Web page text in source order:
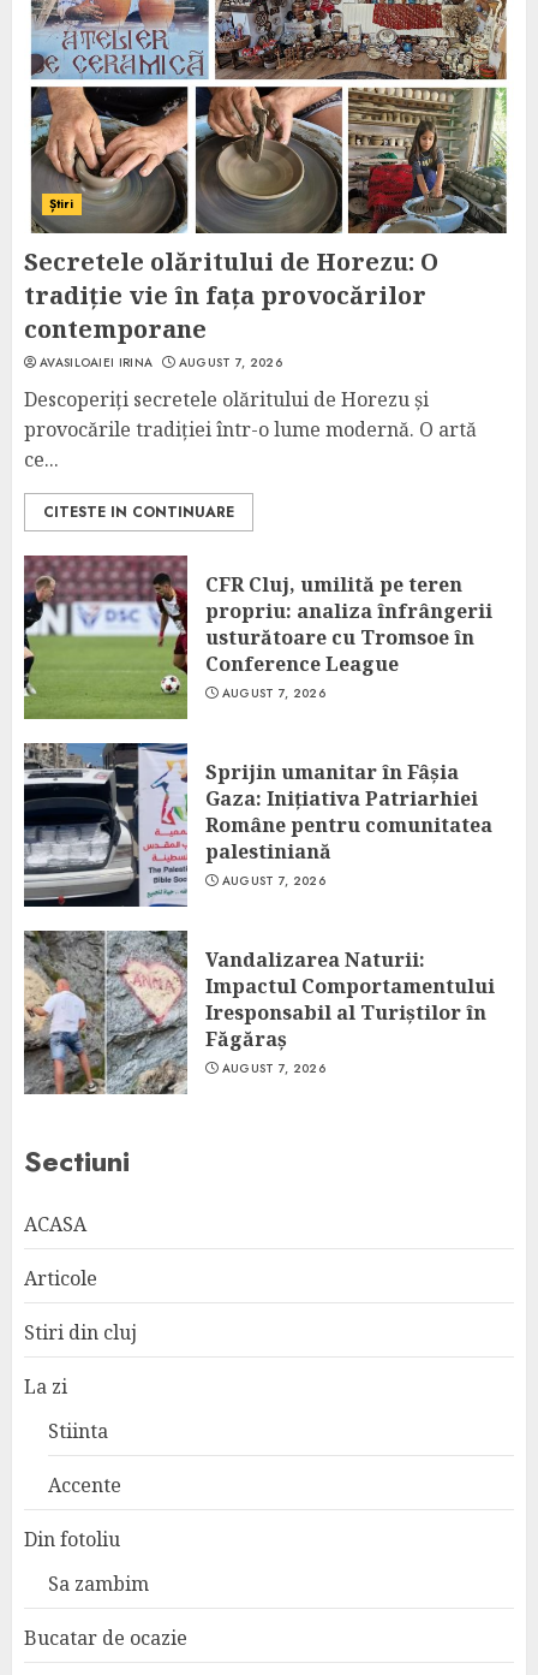
Știri
Secretele olăritului de Horezu: O
tradiție vie în fața provocărilor
contemporane
AVASILOAIEI IRINA AUGUST 7, 2026
Descoperiți secretele olăritului de Horezu și
provocările tradiției într-o lume modernă. O artă
ce...
CITESTE IN CONTINUARE
CFR Cluj, umilită pe teren
propriu: analiza înfrângerii
usturătoare cu Tromsoe în
Conference League
AUGUST 7, 2026
Sprijin umanitar în Fâșia
Gaza: Inițiativa Patriarhiei
Române pentru comunitatea
palestiniană
AUGUST 7, 2026
Vandalizarea Naturii:
Impactul Comportamentului
Iresponsabil al Turiștilor în
Făgăraș
AUGUST 7, 2026
Sectiuni
ACASA
Articole
Stiri din cluj
La zi
Stiinta
Accente
Din fotoliu
Sa zambim
Bucatar de ocazie